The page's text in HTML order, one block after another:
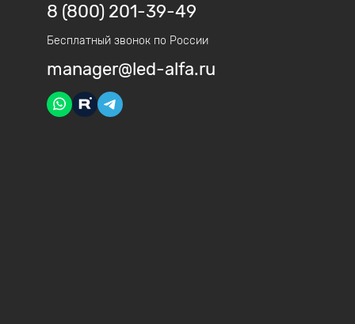
8 (800) 201-39-49
Бесплатный звонок по России
manager@led-alfa.ru